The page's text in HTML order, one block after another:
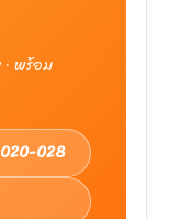
พร้อม
028